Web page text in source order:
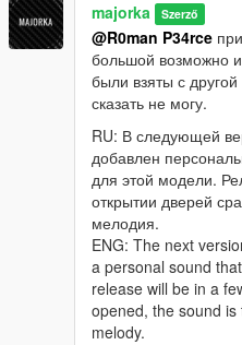
majorka Szerző
@R0man P34rce
большой возможно
были взяты с
сказать не могу.
RU: В следующей
добавлен
для этой модели.
открытии дверей
мелодия.
ENG: The next
a personal sound
release will be in a
opened, the sound
melody.